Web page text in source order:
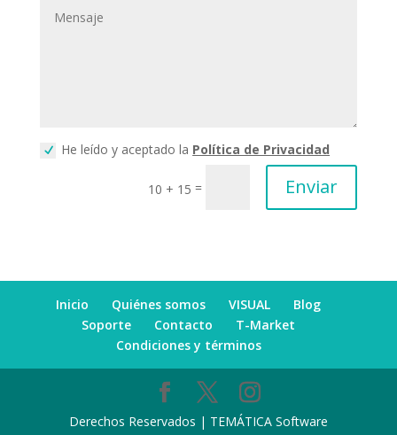
He leído y aceptado la Política de Privacidad
10 + 15 = Enviar
Inicio Quiénes somos VISUAL
Blog
Soporte
Contacto
T-Market
Condiciones y términos
Derechos Reservados | TEMÁTICA Software